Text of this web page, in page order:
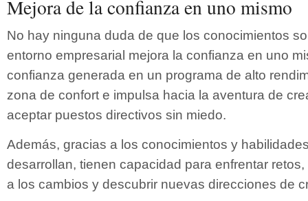
Mejora de la confianza en uno mismo
No hay ninguna duda de que los conocimientos
entorno empresarial mejora la confianza en uno
confianza generada en un programa de alto
zona de confort e impulsa hacia la aventura de
aceptar puestos directivos sin miedo.
Además, gracias a los conocimientos y
desarrollan, tienen capacidad para enfrentar
a los cambios y descubrir nuevas direcciones de